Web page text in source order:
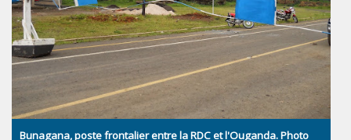
Bunagana, poste frontalier entre la RDC et l'Ouganda. Photo